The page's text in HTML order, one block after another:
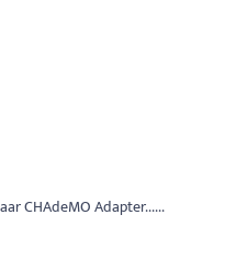
CHAdeMO Adapter......